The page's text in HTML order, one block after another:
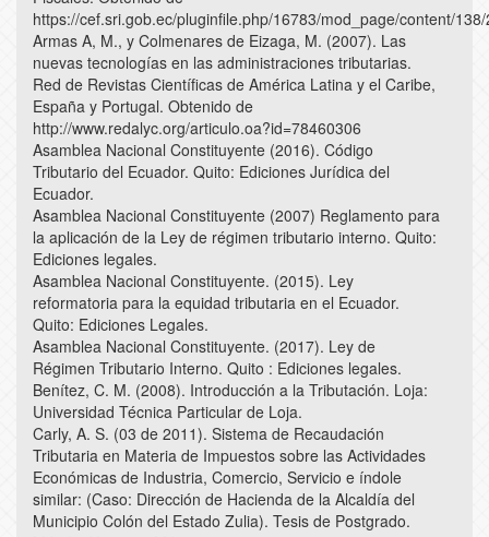
https://cef.sri.gob.ec/pluginfile.php/16783/mod_page/content/
Armas A, M., y Colmenares de Eizaga, M. (2007). Las
nuevas tecnologías en las administraciones tributarias.
Red de Revistas Científicas de América Latina y el Caribe,
España y Portugal. Obtenido de
http://www.redalyc.org/articulo.oa?id=78460306
Asamblea Nacional Constituyente (2016). Código
Tributario del Ecuador. Quito: Ediciones Jurídica del
Ecuador.
Asamblea Nacional Constituyente (2007) Reglamento para
la aplicación de la Ley de régimen tributario interno. Quito:
Ediciones legales.
Asamblea Nacional Constituyente. (2015). Ley
reformatoria para la equidad tributaria en el Ecuador.
Quito: Ediciones Legales.
Asamblea Nacional Constituyente. (2017). Ley de
Régimen Tributario Interno. Quito : Ediciones legales.
Benítez, C. M. (2008). Introducción a la Tributación. Loja:
Universidad Técnica Particular de Loja.
Carly, A. S. (03 de 2011). Sistema de Recaudación
Tributaria en Materia de Impuestos sobre las Actividades
Económicas de Industria, Comercio, Servicio e índole
similar: (Caso: Dirección de Hacienda de la Alcaldía del
Municipio Colón del Estado Zulia). Tesis de Postgrado.